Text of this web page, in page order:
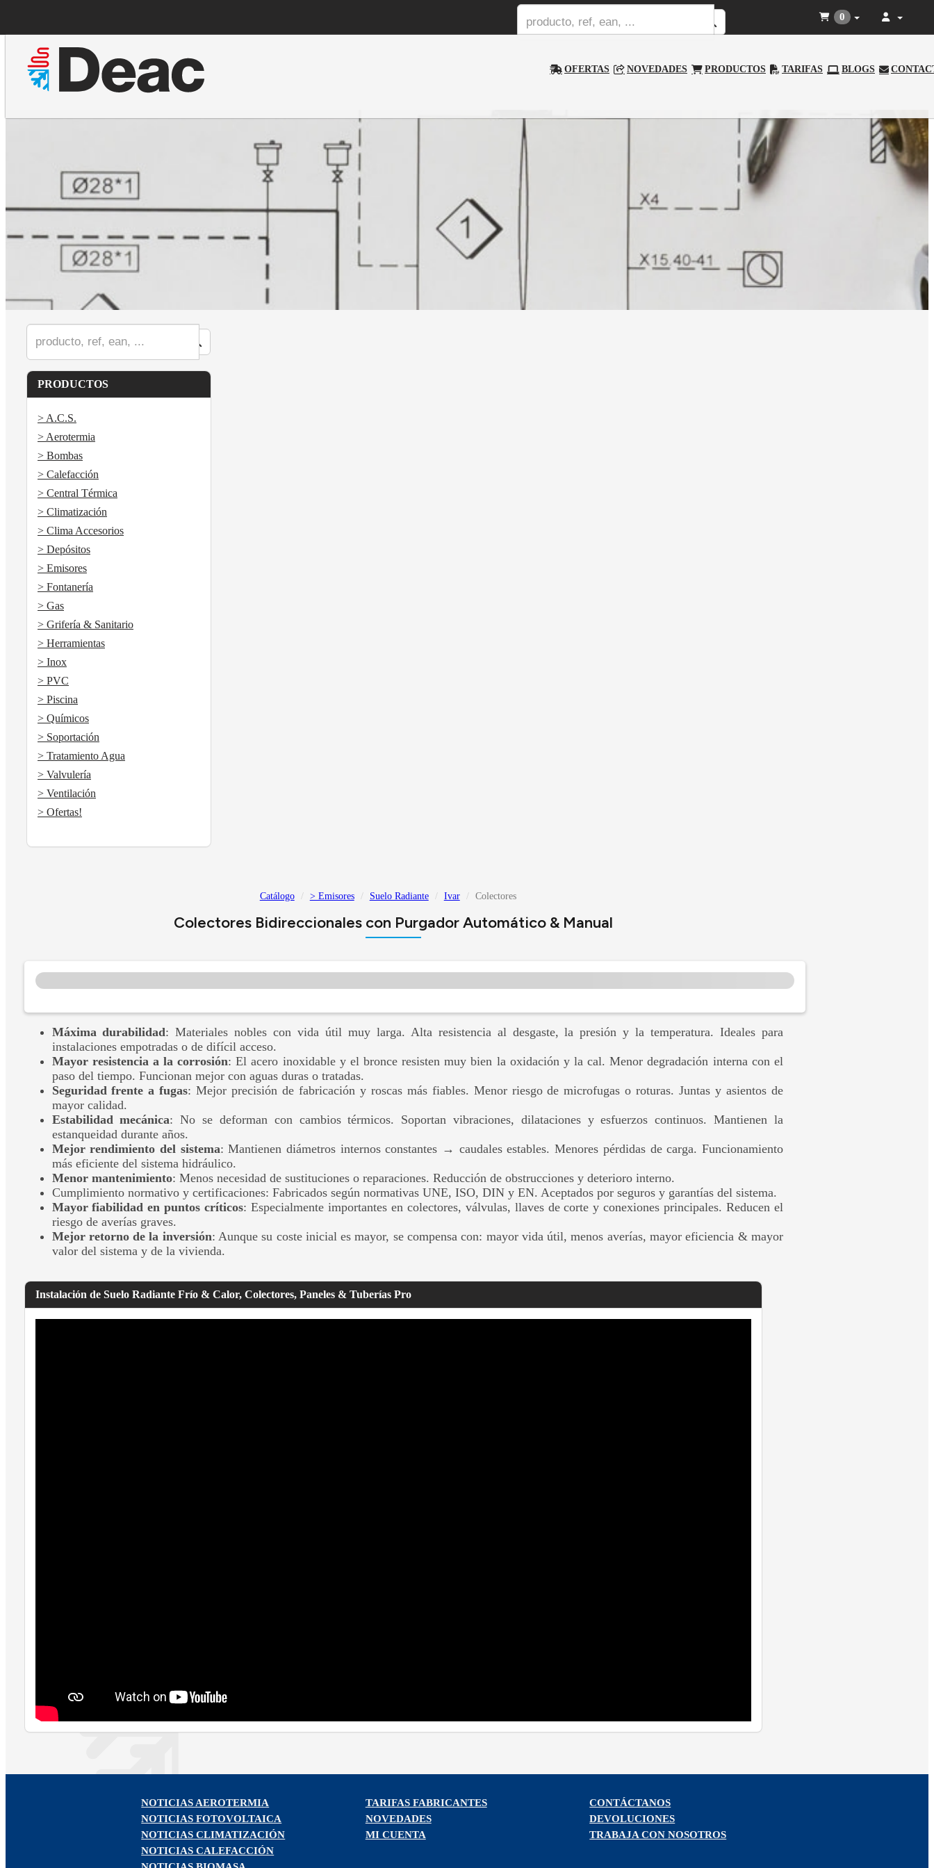
OFERTAS NOVEDADES PRODUCTOS TARIFAS BLOGS
0
PRODUCTOS
> A.C.S.
> Aerotermia
> Bombas
> Calefacción
> Central Térmica
> Climatización
> Clima Accesorios
> Depósitos
> Emisores
> Fontanería
> Gas
> Grifería & Sanitario
> Herramientas
> Inox
> PVC
> Piscina
> Químicos
> Soportación
> Tratamiento Agua
> Valvulería
> Ventilación
> Ofertas!
Catálogo > Emisores Suelo Radiante Ivar Colectores
Colectores Bidireccionales con Purgador Automático & Manual
Máxima durabilidad: Materiales nobles con vida útil muy larga. Alta resistencia al desgaste, la presión y la temperatura. Ideales para
instalaciones empotradas o de difícil acceso.
Mayor resistencia a la corrosión: El acero inoxidable y el bronce resisten muy bien la oxidación y la cal. Menor degradación interna con el
paso del tiempo. Funcionan mejor con aguas duras o tratadas.
Seguridad frente a fugas: Mejor precisión de fabricación y roscas más fiables. Menor riesgo de microfugas o roturas. Juntas y asientos de
mayor calidad.
Estabilidad mecánica: No se deforman con cambios térmicos. Soportan vibraciones, dilataciones y esfuerzos continuos. Mantienen la
estanqueidad durante años.
Mejor rendimiento del sistema: Mantienen diámetros internos constantes → caudales estables. Menores pérdidas de carga. Funcionamiento
más eficiente del sistema hidráulico.
Menor mantenimiento: Menos necesidad de sustituciones o reparaciones. Reducción de obstrucciones y deterioro interno.
Cumplimiento normativo y certificaciones: Fabricados según normativas UNE, ISO, DIN y EN. Aceptados por seguros y garantías del sistema.
Mayor fiabilidad en puntos críticos: Especialmente importantes en colectores, válvulas, llaves de corte y conexiones principales. Reducen el
riesgo de averías graves.
Mejor retorno de la inversión: Aunque su coste inicial es mayor, se compensa con: mayor vida útil, menos averías, mayor eficiencia & mayor
valor del sistema y de la vivienda.
Instalación de Suelo Radiante Frío & Calor, Colectores, Paneles & Tuberías Pro
NOTICIAS AEROTERMIA
NOTICIAS FOTOVOLTAICA
NOTICIAS CLIMATIZACIÓN
NOTICIAS CALEFACCIÓN
TARIFAS FABRICANTES
NOVEDADES
MI CUENTA
CONTÁCTANOS
DEVOLUCIONES
TRABAJA CON NOSOTROS